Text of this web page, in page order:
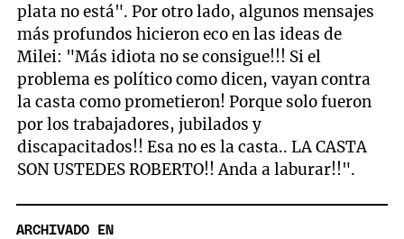
plata no está". Por otro lado, algunos mensajes
más profundos hicieron eco en las ideas de
Milei: "Más idiota no se consigue!!! Si el
problema es político como dicen, vayan contra
la casta como prometieron! Porque solo fueron
por los trabajadores, jubilados y
discapacitados!! Esa no es la casta.. LA CASTA
SON USTEDES ROBERTO!! Anda a laburar!!".
ARCHIVADO EN